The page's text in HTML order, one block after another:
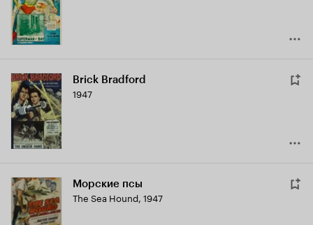
5.9
Brick Bradford
1947
Морские псы
The Sea Hound, 1947